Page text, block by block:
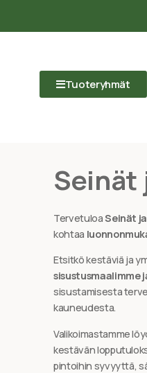
Tuoteryhmät
Seinät
TervetuloaSeinät
kohtaa
Etsitkö kestäviä ja
sisustusmaalimme
sisustamisesta
kauneudesta.
Valikoimastamme
kestävän
pintoihin syvyyttä,